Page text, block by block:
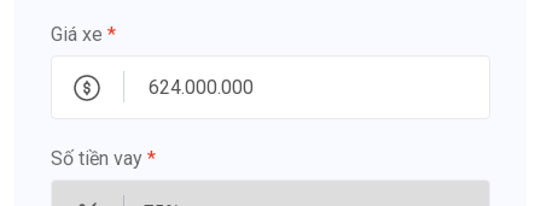
Giá xe *
Số tiền vay *